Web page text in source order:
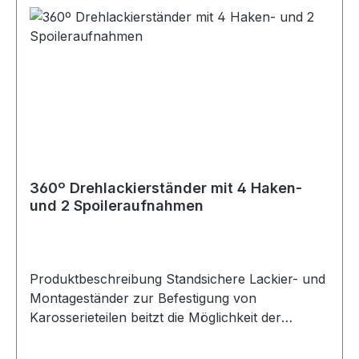
360º Drehlackierständer mit 4 Haken-
und 2 Spoileraufnahmen
Produktbeschreibung Standsichere Lackier- und
Montageständer zur Befestigung von
Karosserieteilen beitzt die Möglichkeit der